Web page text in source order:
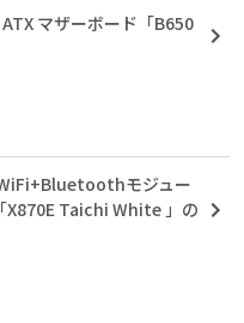
マザーボード「B650
モジュー
X870E Taichi White 」の